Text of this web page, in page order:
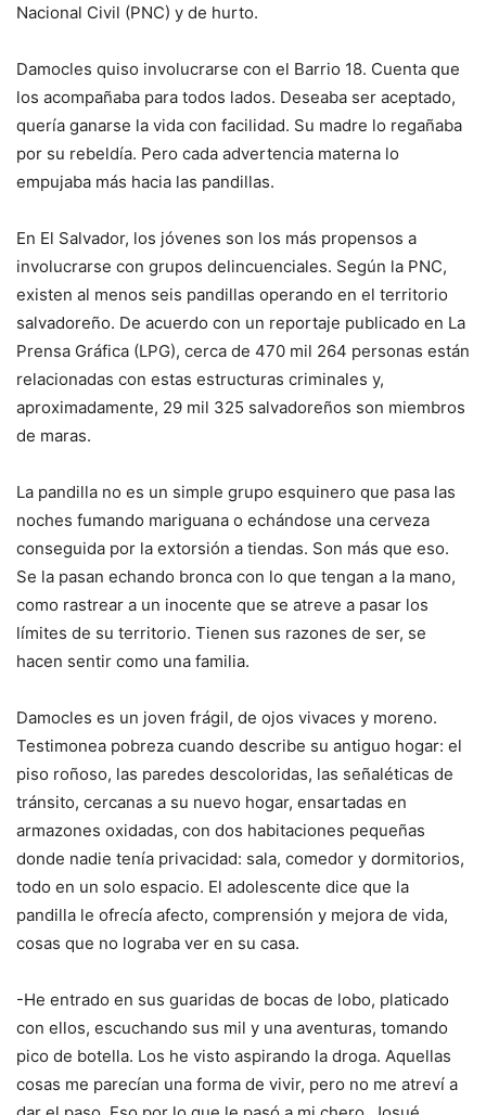
Nacional Civil (PNC) y de hurto.
Damocles quiso involucrarse con el Barrio 18. Cuenta que
los acompañaba para todos lados. Deseaba ser aceptado,
quería ganarse la vida con facilidad. Su madre lo regañaba
por su rebeldía. Pero cada advertencia materna lo
empujaba más hacia las pandillas.
En El Salvador, los jóvenes son los más propensos a
involucrarse con grupos delincuenciales. Según la PNC,
existen al menos seis pandillas operando en el territorio
salvadoreño. De acuerdo con un reportaje publicado en La
Prensa Gráfica (LPG), cerca de 470 mil 264 personas están
relacionadas con estas estructuras criminales y,
aproximadamente, 29 mil 325 salvadoreños son miembros
de maras.
La pandilla no es un simple grupo esquinero que pasa las
noches fumando mariguana o echándose una cerveza
conseguida por la extorsión a tiendas. Son más que eso.
Se la pasan echando bronca con lo que tengan a la mano,
como rastrear a un inocente que se atreve a pasar los
límites de su territorio. Tienen sus razones de ser, se
hacen sentir como una familia.
Damocles es un joven frágil, de ojos vivaces y moreno.
Testimonea pobreza cuando describe su antiguo hogar: el
piso roñoso, las paredes descoloridas, las señaléticas de
tránsito, cercanas a su nuevo hogar, ensartadas en
armazones oxidadas, con dos habitaciones pequeñas
donde nadie tenía privacidad: sala, comedor y dormitorios,
todo en un solo espacio. El adolescente dice que la
pandilla le ofrecía afecto, comprensión y mejora de vida,
cosas que no lograba ver en su casa.
-He entrado en sus guaridas de bocas de lobo, platicado
con ellos, escuchando sus mil y una aventuras, tomando
pico de botella. Los he visto aspirando la droga. Aquellas
cosas me parecían una forma de vivir, pero no me atreví a